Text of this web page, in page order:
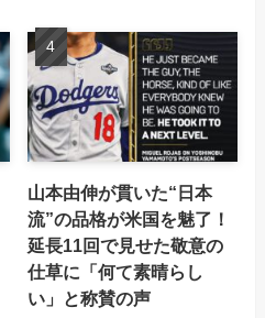
山本由伸が貫いた“日本
流”の品格が米国を魅了！
延長11回で見せた敬意の
仕草に「何て素晴らし
い」と称賛の声